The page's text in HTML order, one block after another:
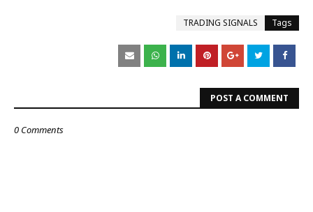
Tags
TRADING SIGNALS
POST A COMMENT
0 Comments